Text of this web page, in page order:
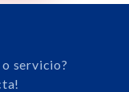
servicio?